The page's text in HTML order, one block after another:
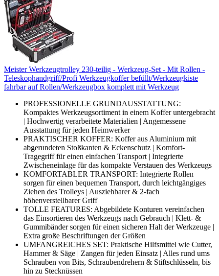
Meister Werkzeugtrolley 230-teilig - Werkzeug-Set - Mit Rollen -
Teleskophandgriff/Profi Werkzeugkoffer befüllt/Werkzeugkiste
fahrbar auf Rollen/Werkzeugbox komplett mit Werkzeug
PROFESSIONELLE GRUNDAUSSTATTUNG:
Kompaktes Werkzeugsortiment in einem Koffer untergebracht
| Hochwertig verarbeitete Materialien | Angemessene
Ausstattung für jeden Heimwerker
PRAKTISCHER KOFFER: Koffer aus Aluminium mit
abgerundeten Stoßkanten & Eckenschutz | Komfort-
Tragegriff für einen einfachen Transport | Integrierte
Zwischeneinlage für das kompakte Verstauen des Werkzeugs
KOMFORTABLER TRANSPORT: Integrierte Rollen
sorgen für einen bequemen Transport, durch leichtgängiges
Ziehen des Trolleys | Ausziehbarer & 2-fach
höhenverstellbarer Griff
TOLLE FEATURES: Abgebildete Konturen vereinfachen
das Einsortieren des Werkzeugs nach Gebrauch | Klett- &
Gummibänder sorgen für einen sicheren Halt der Werkzeuge |
Extra große Beschriftungen der Größen
UMFANGREICHES SET: Praktische Hilfsmittel wie Cutter,
Hammer & Säge | Zangen für jeden Einsatz | Alles rund ums
Schrauben von Bits, Schraubendrehern & Stiftschlüsseln, bis
hin zu Stecknüssen